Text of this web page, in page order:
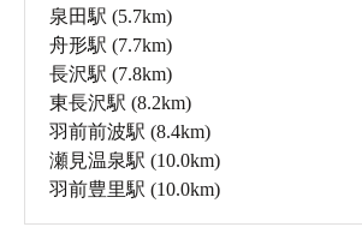
泉田駅 (5.7km)
舟形駅 (7.7km)
長沢駅 (7.8km)
東長沢駅 (8.2km)
羽前前波駅 (8.4km)
瀬見温泉駅 (10.0km)
羽前豊里駅 (10.0km)